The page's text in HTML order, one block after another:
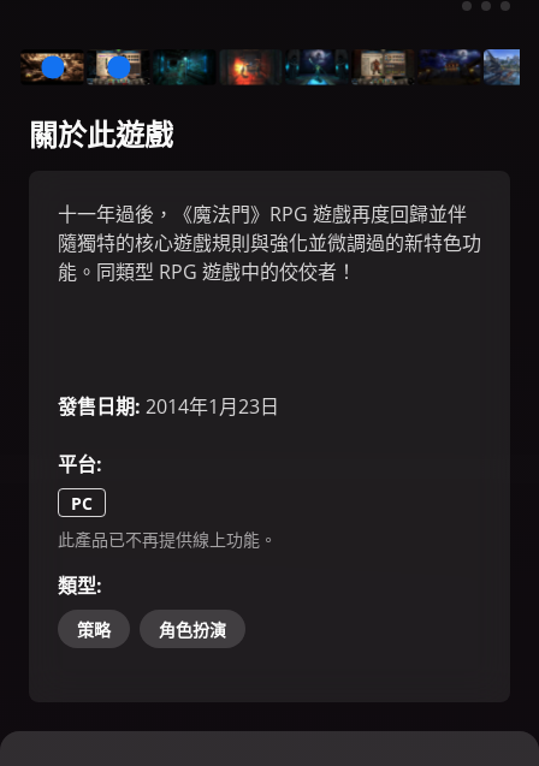
關於此遊戲
十一年過後，《魔法門》RPG 遊戲再度回歸並伴
隨獨特的核心遊戲規則與強化並微調過的新特色功
能。同類型 RPG 遊戲中的佼佼者！
發售日期: 2014年1月23日
平台:
PC
此產品已不再提供線上功能。
類型:
策略 角色扮演